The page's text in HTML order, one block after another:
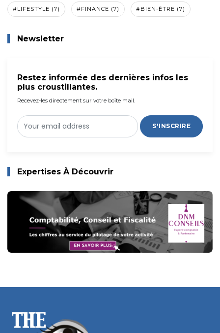
#LIFESTYLE (7) #FINANCE (7) #BIEN-ÊTRE (7)
Newsletter
Restez informée des dernières infos les
plus croustillantes.
Recevez-les directement sur votre boîte mail.
S'INSCRIRE
Expertises À Découvrir